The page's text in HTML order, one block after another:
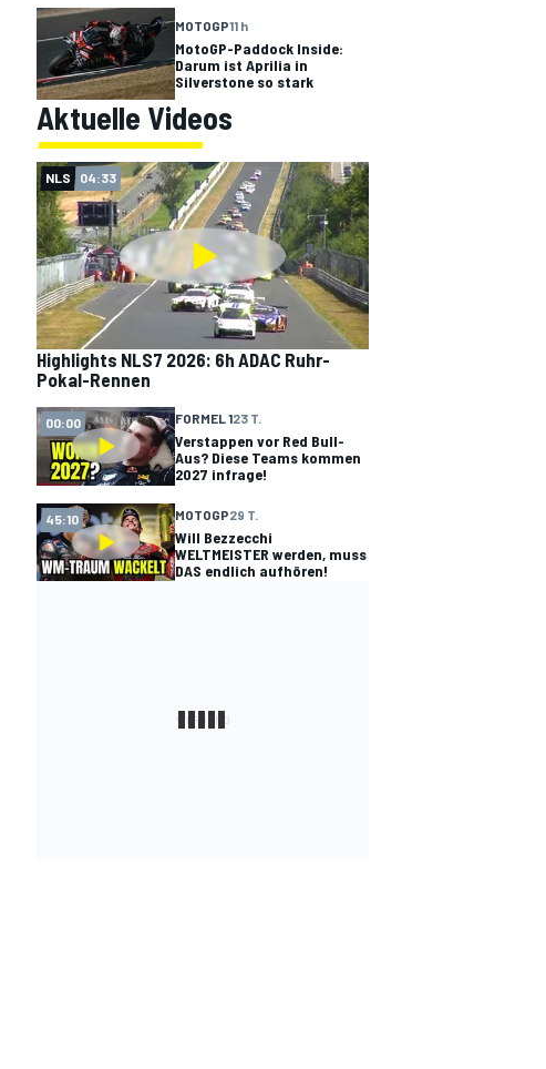
MOTOGP11 h
MotoGP-Paddock Inside:
Darum ist Aprilia in
Silverstone so stark
Aktuelle Videos
NLS 04:33
Highlights NLS7 2026: 6h ADAC Ruhr-
Pokal-Rennen
00:00 FORMEL 123 T.
Verstappen vor Red Bull-
Aus? Diese Teams kommen
2027 infrage!
45:10 MOTOGP29 T.
Will Bezzecchi
WELTMEISTER werden, muss
DAS endlich aufhören!